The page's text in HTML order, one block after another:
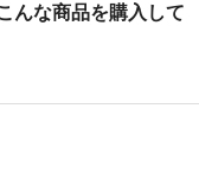
んな商品を購入して